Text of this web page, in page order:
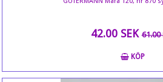
42.00 SEK61.00
KÖP